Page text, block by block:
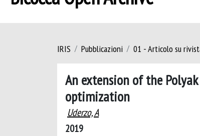
IRIS Pubblicazioni 01 - Articolo su
An extension of the
optimization
Uderzo, A
2019